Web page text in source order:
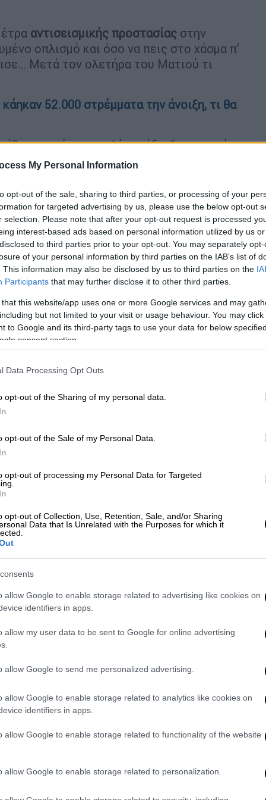
My Personal Information
opt-out of the sale, sharing to third parties, or processing of your
for targeted advertising by us, please use the below opt-out
selection. Please note that after your opt-out request is processed
interest-based ads based on personal information utilized by us
to third parties prior to your opt-out. You may separately
of your personal information by third parties on the IAB’s list of
This information may also be disclosed by us to third parties on the
Participants that may further disclose it to other third parties.
that this website/app uses one or more Google services and may
but not limited to your visit or usage behaviour. You may
to Google and its third-party tags to use your data for below
consent section.
Data Processing Opt Outs
opt-out of the Sharing of my personal data.
opt-out of the Sale of my Personal Data.
opt-out of processing my Personal Data for Targeted
opt-out of Collection, Use, Retention, Sale, and/or Sharing
Data that Is Unrelated with the Purposes for which it
allow Google to enable storage related to advertising like cookies on
identifiers in apps.
allow my user data to be sent to Google for online advertising
allow Google to send me personalized advertising.
allow Google to enable storage related to analytics like cookies on
identifiers in apps.
allow Google to enable storage related to functionality of the website
allow Google to enable storage related to personalization.
αντισεισμικής προστασίας στην
οπλισμό και όσο να πεις στο χάσμα π’
Μετά τον ολετήρα του Ματιού τι
52.000 στρέμματα την άνοιξη, τι θα
ούτε οι πολίτες έδειξαν μια, πώς
.
είναι η αλήθεια, αλλά αδιαφορούν για
από ειδικές συνθήκες να προκαλέσουν
πετούν ξερόκλαδασε δασικές περιοχές,
δρόμους, να πετούν σκουπίδια με
να διαμαρτύρονται ότι «απουσιάζει ο
φωτιάς του Ματιού ήρθε τον Μάιο. Ήταν
Αθ. Μαρνέρη. Τι έλεγε;
με την αυξημένη ευθύνη των
του κινδύνου, στον οποίο
πυρκαγιάς σε κατοικημένη
από την Πυροσβεστική Υπηρεσία και
που προφανώς έχουν ευθύνη, αλλά
γνώριζαν οι αρμόδιοι και παρόλα αυτά
αμέτοχοι επί της ουσίας τις
– Μάτι ωσάν τον Ξέρξη, όταν
από το χρυσό του θρόνο στο όρος
και δεν συνεχίζουμε στην ουσία: Οι
Ξέρξη, όταν παρακολουθούσε τη ναυμαχία
στο όρος Αιγάλεω
μετά; Ο Ξέρξης έβαλε τους δούλους του
τού βύθισε καράβια. Οι άρχοντες
αδιαφορώντας για τα επακόλουθα...
το έκρυβαν!
μέχρι τις βραδινές ώρες; Διαβάστε τι
οιαπομαγνητοφωνημένες συνομιλίες που
την κατάσχεση από τον ανακριτή
το Ενιαίο Συντονιστικό Κέντρο
συνομιλίες αυτές προκύπτει ξεκάθαρα
μηχανισμού
ότι οι αρμόδιες υπηρεσίεςγνώριζαν για